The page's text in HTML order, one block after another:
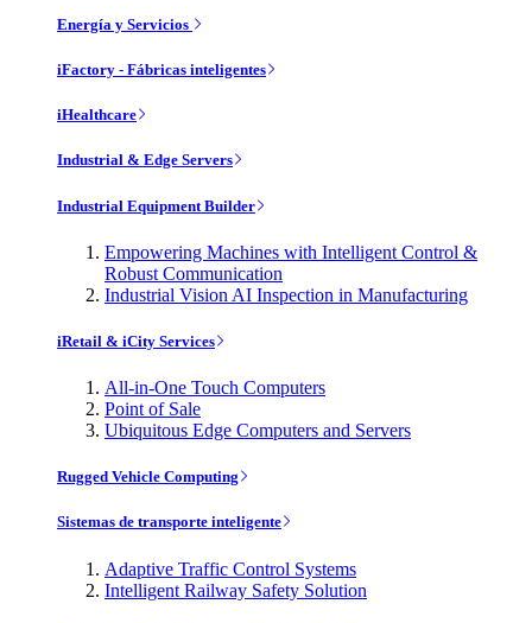
Energía y Servicios
iFactory - Fábricas inteligentes
iHealthcare
Industrial & Edge Servers
Industrial Equipment Builder
Empowering Machines with Intelligent Control &
Robust Communication
Industrial Vision AI Inspection in Manufacturing
iRetail & iCity Services
All-in-One Touch Computers
Point of Sale
Ubiquitous Edge Computers and Servers
Rugged Vehicle Computing
Sistemas de transporte inteligente
Adaptive Traffic Control Systems
Intelligent Railway Safety Solution